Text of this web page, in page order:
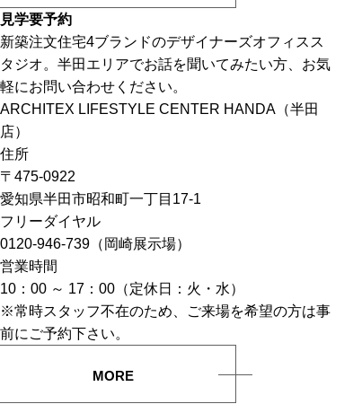
見学要予約
新築注文住宅4ブランドのデザイナーズオフィスス
タジオ。半田エリアでお話を聞いてみたい方、お気
軽にお問い合わせください。
ARCHITEX LIFESTYLE CENTER HANDA（半田
店）
住所
〒475-0922
愛知県半田市昭和町一丁目17-1
フリーダイヤル
0120-946-739（岡崎展示場）
営業時間
10：00 ～ 17：00（定休日：火・水）
※常時スタッフ不在のため、ご来場を希望の方は事
前にご予約下さい。
MORE